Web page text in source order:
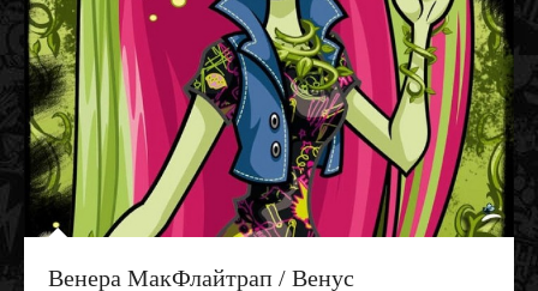
Венера МакФлайтрап / Венус